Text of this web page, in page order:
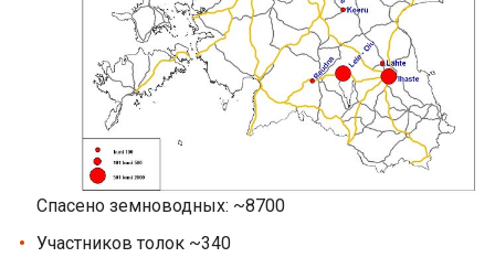
Спасено земноводных: ~8700
Участников толок ~340